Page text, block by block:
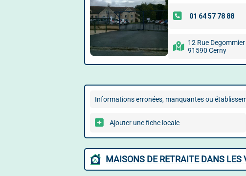
12 Rue Degommier
91590 Cerny
Informations erronées, manquantes ou
Ajouter une fiche locale
MAISONS DE RETRAITE DANS LES